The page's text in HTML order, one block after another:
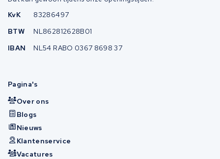
KvK
83286497
BTW
NL862812628B01
IBAN
NL54 RABO 0367 8698 37
Pagina's
Over ons
Blogs
Nieuws
Klantenservice
Vacatures